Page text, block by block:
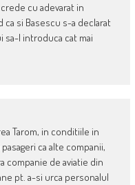
cu adevarat in
si Basescu s-a declarat
sa-l introduca cat mai
Tarom, in conditiile in
ca alte companii,
companie de aviatie din
pt. a-si urca personalul